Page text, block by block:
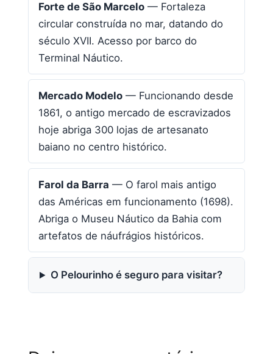
Forte de São Marcelo — Fortaleza
circular construída no mar, datando do
século XVII. Acesso por barco do
Terminal Náutico.
Mercado Modelo — Funcionando desde
1861, o antigo mercado de escravizados
hoje abriga 300 lojas de artesanato
baiano no centro histórico.
Farol da Barra — O farol mais antigo
das Américas em funcionamento (1698).
Abriga o Museu Náutico da Bahia com
artefatos de náufrágios históricos.
O Pelourinho é seguro para visitar?